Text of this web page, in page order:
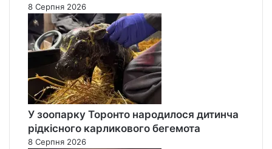
8 Серпня 2026
У зоопарку Торонто народилося дитинча
рідкісного карликового бегемота
8 Серпня 2026